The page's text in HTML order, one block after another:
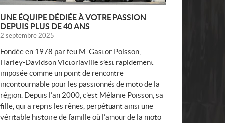
UNE ÉQUIPE DÉDIÉE À VOTRE PASSION
DEPUIS PLUS DE 40 ANS
2 septembre 2025
Fondée en 1978 par feu M. Gaston Poisson,
Harley-Davidson Victoriaville s’est rapidement
imposée comme un point de rencontre
incontournable pour les passionnés de moto de la
région. Depuis l’an 2000, c’est Mélanie Poisson, sa
fille, qui a repris les rênes, perpétuant ainsi une
véritable histoire de famille où l’amour de la moto